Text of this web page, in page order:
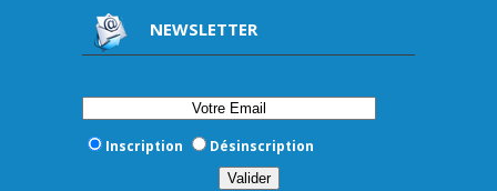
NEWSLETTER
Inscription Désinscription